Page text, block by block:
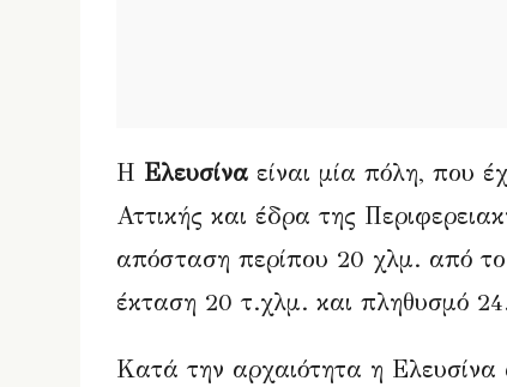
Η Ελευσίνα είναι μία πόλη, που
Αττικής και έδρα της
απόσταση περίπου 20 χλμ. από
έκταση 20 τ.χλμ. και πληθυσμό
Κατά την αρχαιότητα η Ελευσίνα